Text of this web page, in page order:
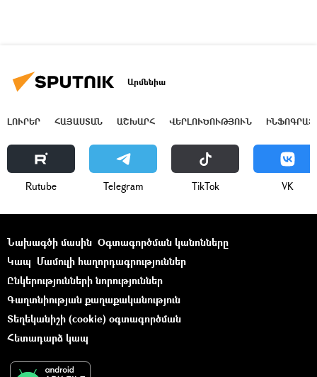
Արմենիա
ԼՈՒՐԵՐ ՀԱՅԱՍՏԱՆ ԱՇԽԱՐՀ ՎԵՐԼՈՒԾՈՒԹՅՈՒՆ
Rutube Telegram ТikТоk VK
Նախագծի մասին Օգտագործման կանոնները
Կապ Մամուլի հաղորդագրություններ
Ընկերությունների նորություններ
Գաղտնիության քաղաքականություն
Տեղեկանիշի (cookie) օգտագործման
Հետադարձ կապ